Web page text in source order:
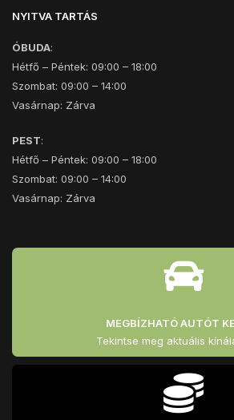
NYITVA TARTÁS
ÓBUDA:
Hétfő – Péntek: 09:00 – 18:00
Szombat: 09:00 – 14:00
Vasárnap: Zárva
PEST:
Hétfő – Péntek: 09:00 – 18:00
Szombat: 09:00 – 14:00
Vasárnap: Zárva
MEGBÍZHATÓ AUTÓT
Tekintse meg aktuális